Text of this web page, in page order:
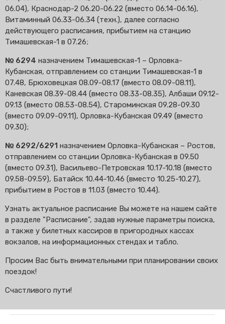
06.04), Краснодар-2 06.20-06.22 (вместо 06.14-06.16),
Витаминный 06.33-06.34 (техн.), далее согласно
действующего расписания, прибытием на станцию
Тимашевская-1 в 07.26;
№ 6294 назначением Тимашевская-1 – Орловка-
Кубанская, отправлением со станции Тимашевская-1 в
07.48, Брюховецкая 08.09-08.17 (вместо 08.09-08.11),
Каневская 08.39-08.44 (вместо 08.33-08.35), Албаши 09.12-
09.13 (вместо 08.53-08.54), Староминская 09.28-09.30
(вместо 09.09-09.11), Орловка-Кубанская 09.49 (вместо
09.30);
№ 6292/6291 назначением Орловка-Кубанская – Ростов,
отправлением со станции Орловка-Кубанская в 09.50
(вместо 09.31), Васильево-Петровская 10.17-10.18 (вместо
09.58-09.59), Батайск 10.44-10.46 (вместо 10.25-10.27),
прибытием в Ростов в 11.03 (вместо 10.44).
Узнать актуальное расписание Вы можете на нашем сайте
в разделе "Расписание", задав нужные параметры поиска,
а также у билетных кассиров в пригородных кассах
вокзалов, на информационных стендах и табло.
Просим Вас быть внимательными при планировании своих
поездок!
Счастливого пути!